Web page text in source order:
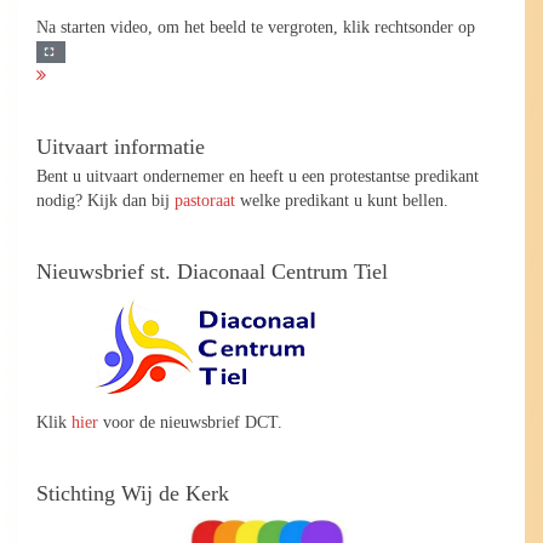
Na starten video, om het beeld te vergroten, klik rechtsonder op
Uitvaart informatie
Bent u uitvaart ondernemer en heeft u een protestantse predikant
nodig? Kijk dan bij pastoraat welke predikant u kunt bellen.
Nieuwsbrief st. Diaconaal Centrum Tiel
Klik hier voor de nieuwsbrief DCT.
Stichting Wij de Kerk